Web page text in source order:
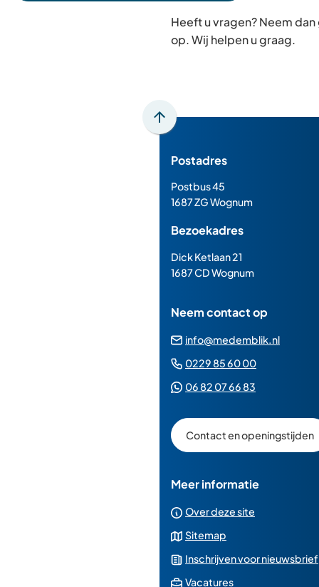
Heeft u vragen? Neem
op. Wij helpen u graag.
Scroll
boven
het
van
de
paginainhoud
Postadres
Postbus 45
1687 ZG Wognum
Bezoekadres
Dick Ketlaan 21
1687 CD Wognum
Neem contact op
info@medemblik.nl
0229 85 60 00(Verwijst
06 82 07 66 83
een
Whatsapp
Contact en openingstijden
Meer informatie
Over deze site
Sitemap
Inschrijven voor nieuwsbrief
Vacatures(Verwijst